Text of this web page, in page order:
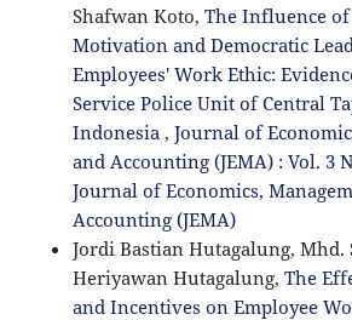
Shafwan Koto, The Influence
Motivation and Democratic
Employees' Work Ethic:
Service Police Unit of Central
Indonesia , Journal of
and Accounting (JEMA) : Vol. 3
Journal of Economics,
Accounting (JEMA)
Jordi Bastian Hutagalung, Mhd.
Heriyawan Hutagalung, The
and Incentives on Employee